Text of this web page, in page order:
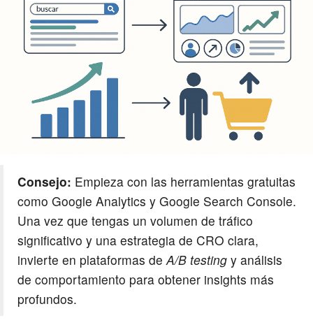
Consejo: Empieza con las herramientas gratuitas
como Google Analytics y Google Search Console.
Una vez que tengas un volumen de tráfico
significativo y una estrategia de CRO clara,
invierte en plataformas deA/B testing y análisis
de comportamiento para obtener insights más
profundos.